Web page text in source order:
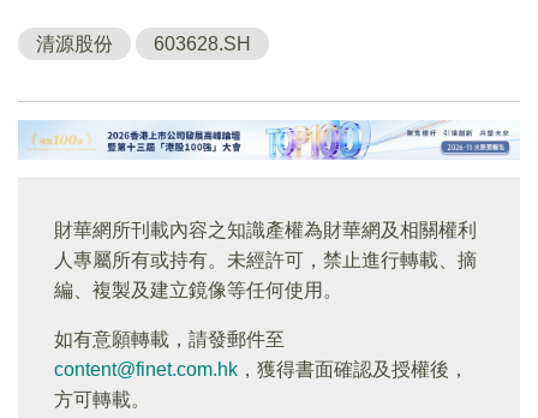
清源股份 603628.SH
財華網所刊載內容之知識產權為財華網及相關權利
人專屬所有或持有。未經許可，禁止進行轉載、摘
編、複製及建立鏡像等任何使用。
如有意願轉載，請發郵件至
content@finet.com.hk ，獲得書面確認及授權後，
方可轉載。